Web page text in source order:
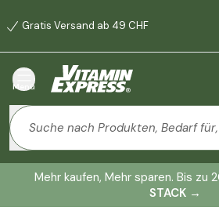
Gratis Versand ab 49 CHF
Menü
Mehr kaufen, Mehr sparen. Bis zu
STACK →